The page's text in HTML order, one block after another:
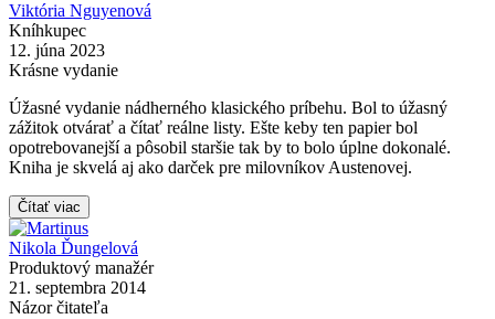
Viktória Nguyenová
Kníhkupec
12. júna 2023
Krásne vydanie
Úžasné vydanie nádherného klasického príbehu. Bol to úžasný
zážitok otvárať a čítať reálne listy. Ešte keby ten papier bol
opotrebovanejší a pôsobil staršie tak by to bolo úplne dokonalé.
Kniha je skvelá aj ako darček pre milovníkov Austenovej.
Čítať viac
Nikola Ďungelová
Produktový manažér
21. septembra 2014
Názor čitateľa